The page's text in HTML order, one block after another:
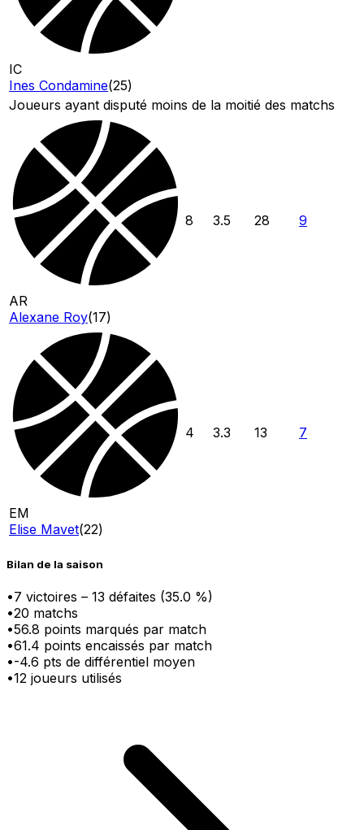
IC
Ines Condamine(25)
Joueurs ayant disputé moins de la moitié des matchs
AR
Alexane Roy(17)
8 3.5 28 9
EM
Elise Mavet(22)
4 3.3 13 7
Bilan de la saison
•7 victoires – 13 défaites (35.0 %)
•20 matchs
•56.8 points marqués par match
•61.4 points encaissés par match
•-4.6 pts de différentiel moyen
•12 joueurs utilisés